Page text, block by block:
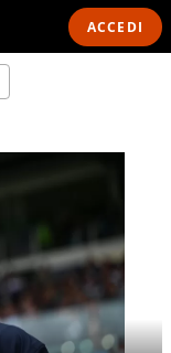
ACCEDI